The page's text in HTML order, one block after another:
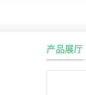
产品展厅